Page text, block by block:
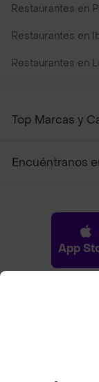
Restaurantes en
Restaurantes en
Restaurantes en
Top Marcas y
Encuéntranos
App
Pide tu comida